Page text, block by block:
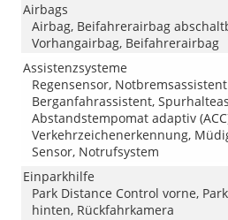
Airbags
Airbag, Beifahrerairbag
Vorhangairbag, Beifahrerairbag
Assistenzsysteme
Regensensor,
Berganfahrassistent,
Abstandstempomat adaptiv
Verkehrzeichenerkennung,
Sensor, Notrufsystem
Einparkhilfe
Park Distance Control vorne,
hinten, Rückfahrkamera